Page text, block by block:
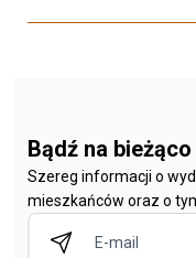
Bądź na
Szereg informacji o
mieszkańców oraz o